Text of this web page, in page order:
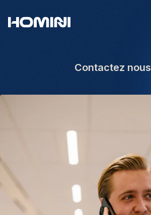
Contactez nous